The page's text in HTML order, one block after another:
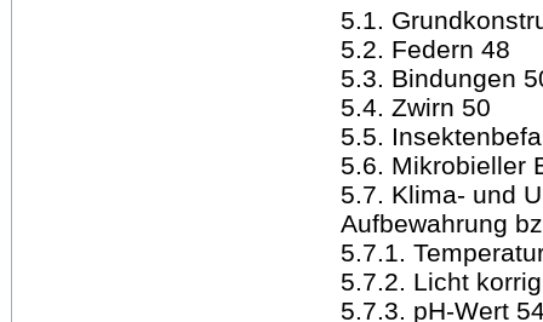
5.1.
5.2. Federn 48
5.3. Bindungen
5.4. Zwirn 50
5.5.
5.6. Mikrobieller
5.7. Klima- und
Aufbewahrung
5.7.1.
5.7.2. Licht
5.7.3. pH-Wert